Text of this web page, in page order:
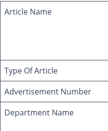
Article Name
Type Of Article
Advertisement Number
Department Name